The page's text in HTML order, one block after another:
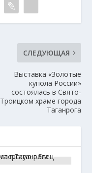
СЛЕДУЮЩАЯ
Выставка «Золотые
купола России»
состоялась в Свято-
Троицком храме города
Таганрога